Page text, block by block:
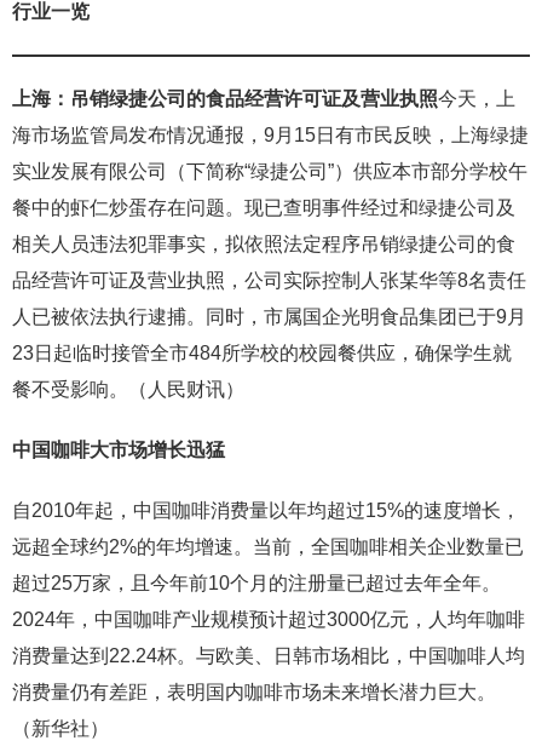
行业一览
上海：吊销绿捷公司的食品经营许可证及营业执照今天，上
海市场监管局发布情况通报，9月15日有市民反映，上海绿捷
实业发展有限公司（下简称“绿捷公司”）供应本市部分学校午
餐中的虾仁炒蛋存在问题。现已查明事件经过和绿捷公司及
相关人员违法犯罪事实，拟依照法定程序吊销绿捷公司的食
品经营许可证及营业执照，公司实际控制人张某华等8名责任
人已被依法执行逮捕。同时，市属国企光明食品集团已于9月
23日起临时接管全市484所学校的校园餐供应，确保学生就
餐不受影响。（人民财讯）
中国咖啡大市场增长迅猛
自2010年起，中国咖啡消费量以年均超过15%的速度增长，
远超全球约2%的年均增速。当前，全国咖啡相关企业数量已
超过25万家，且今年前10个月的注册量已超过去年全年。
2024年，中国咖啡产业规模预计超过3000亿元，人均年咖啡
消费量达到22.24杯。与欧美、日韩市场相比，中国咖啡人均
消费量仍有差距，表明国内咖啡市场未来增长潜力巨大。
（新华社）